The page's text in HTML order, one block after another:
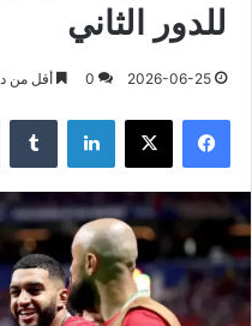
للدور الثاني
2026-06-25
0 أقل من
فيسبوك X لينكدإن